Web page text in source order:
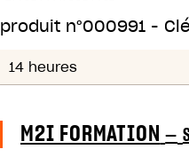
produit n°000991 -
14 heures
M2I FORMATION —